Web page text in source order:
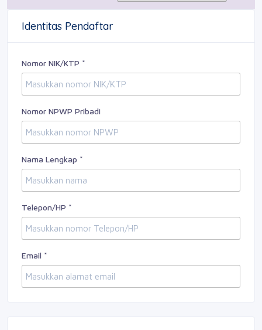
Identitas Pendaftar
Nomor NIK/KTP *
Nomor NPWP Pribadi
Nama Lengkap *
Telepon/HP *
Email *